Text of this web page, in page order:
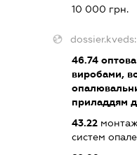
10 000 грн.
dossier.kveds:
46.74 оптова
виробами,
приладдям
43.22
систем